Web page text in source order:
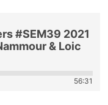
#SEM39 2021
& Loic
56:31